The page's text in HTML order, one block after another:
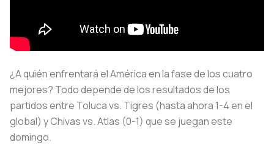
¿A quién enfrentará el América en la fase de los cuatro
mejores? Todo depende de los resultados de los
partidos entre Toluca vs. Tigres (hasta ahora 1-4 en el
global) y Chivas vs. Atlas (0-1) que se juegan este
domingo.